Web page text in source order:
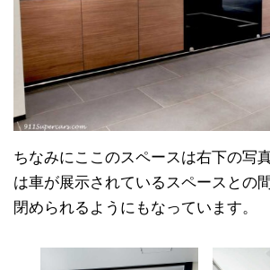
ちなみにここのスペースは右下の写
は車が展示されているスペースとの
閉められるようにもなっています。